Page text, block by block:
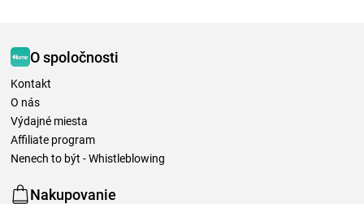
O spoločnosti
Kontakt
O nás
Výdajné miesta
Affiliate program
Nenech to být - Whistleblowing
Nakupovanie